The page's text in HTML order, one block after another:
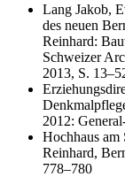
Lang Jakob,
des neuen
Reinhard:
Schweizer
2013, S.
2012:
Hochhaus
Reinhard,
778–780